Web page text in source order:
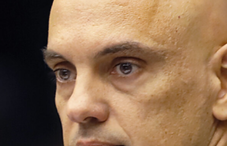
governador de São Paulo Tarcísio de Freitas.